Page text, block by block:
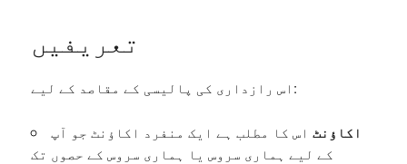
تعریفیں
اس رازداری کی پالیسی کے مقاصد کے لیے:
اکاؤنٹ اس کا مطلب ہے ایک منفرد اکاؤنٹ جو آپ
کے لیے ہماری سروس یا ہماری سروس کے حصوں تک